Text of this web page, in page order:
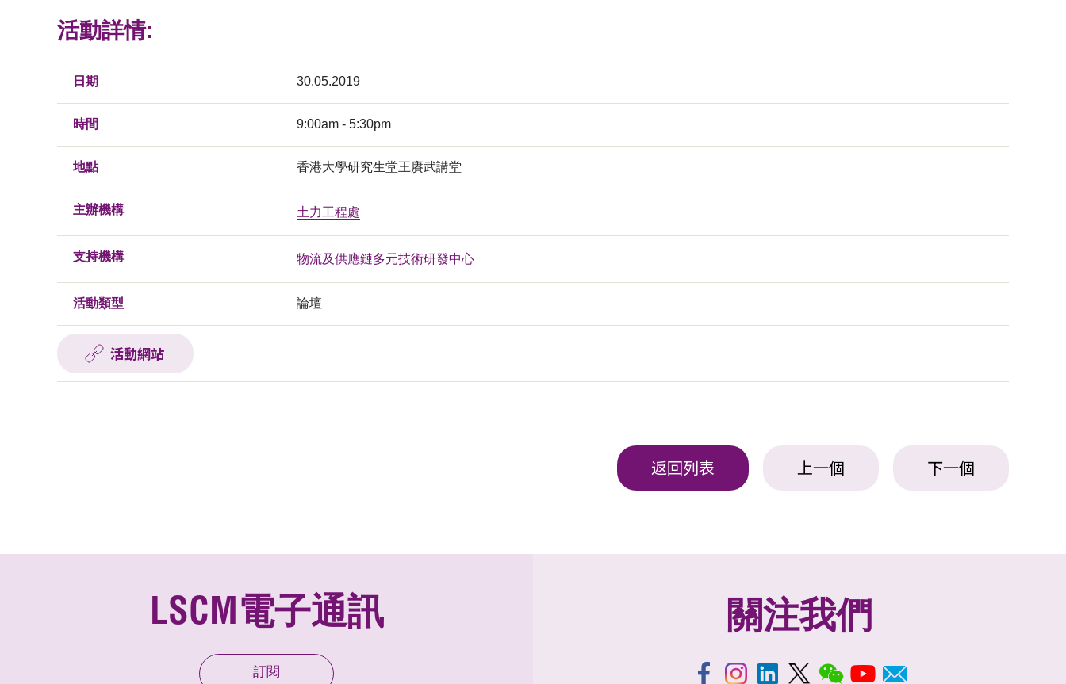
活動詳情:
日期 30.05.2019
時間 9:00am - 5:30pm
地點 香港大學研究生堂王賡武講堂
主辦機構 土力工程處
支持機構 物流及供應鏈多元技術研發中心
活動類型 論壇
活動網站
返回列表 上一個 下一個
LSCM電子通訊
訂閱
關注我們